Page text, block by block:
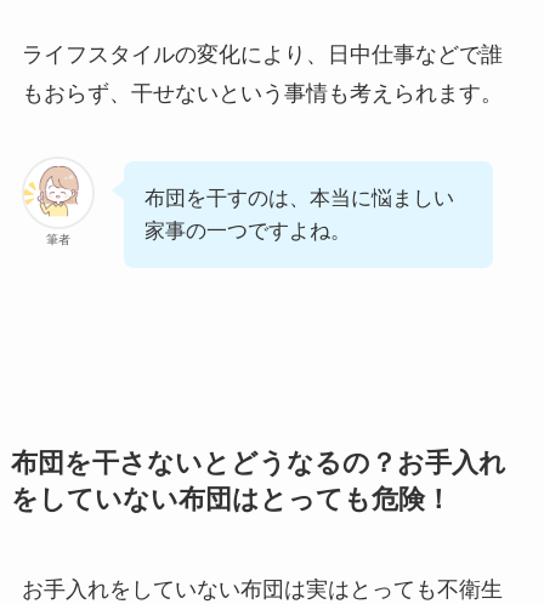
ライフスタイルの変化により、日中仕事などで誰
もおらず、干せないという事情も考えられます。
筆者
布団を干すのは、本当に悩ましい
家事の一つですよね。
布団を干さないとどうなるの？お手入れ
をしていない布団はとっても危険！
お手入れをしていない布団は実はとっても不衛生